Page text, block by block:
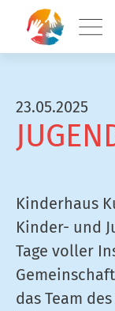
23.05.2025
Kinderhaus
Kinder- und
Tage voller
das Team